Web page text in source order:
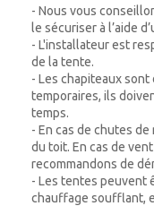
- Nous vous
le sécuriser à l’aide
- L'installateur est
de la tente.
- Les chapiteaux
temporaires, ils
temps.
- En cas de chutes
du toit. En cas de
recommandons de
- Les tentes peuvent
chauffage soufflant,